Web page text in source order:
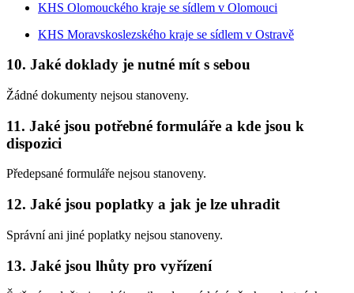
KHS Olomouckého kraje se sídlem v Olomouci
KHS Moravskoslezského kraje se sídlem v Ostravě
10. Jaké doklady je nutné mít s sebou
Žádné dokumenty nejsou stanoveny.
11. Jaké jsou potřebné formuláře a kde jsou k
dispozici
Předepsané formuláře nejsou stanoveny.
12. Jaké jsou poplatky a jak je lze uhradit
Správní ani jiné poplatky nejsou stanoveny.
13. Jaké jsou lhůty pro vyřízení